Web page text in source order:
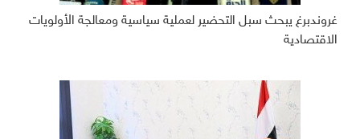
غروندبرغ يبحث سبل التحضير لعملية سياسية ومعالجة الأولويات
الاقتصادية